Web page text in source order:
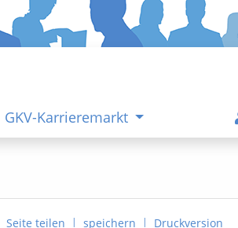
GKV-Karrieremarkt
Seite teilen | speichern | Druckversion